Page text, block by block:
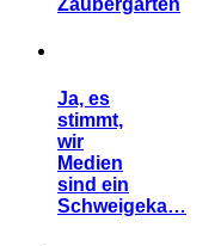
Zaubergarten
Ja, es
stimmt,
wir
Medien
sind ein
Schweigeka…